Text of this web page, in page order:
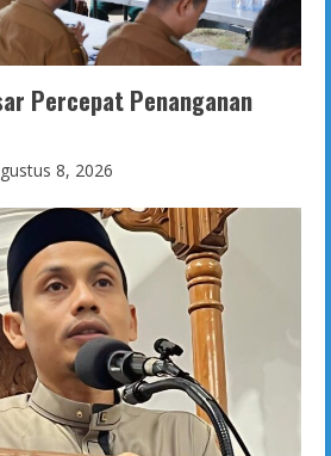
Percepat Penanganan
8, 2026